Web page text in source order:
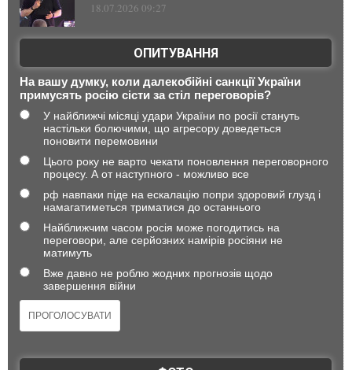
18.07.2026 09:27
ОПИТУВАННЯ
На вашу думку, коли далекобійні санкції України
примусять росію сісти за стіл переговорів?
У найближчі місяці удари України по росії стануть
настільки болючими, що агресору доведеться
поновити перемовини
Цього року не варто чекати поновлення переговорного
процесу. А от наступного - можливо все
рф навпаки піде на ескалацію попри здоровий глузд і
намагатиметься триматися до останнього
Найближчим часом росія може погодитись на
переговори, але серйозних намірів росіяни не
матимуть
Вже давно не роблю жодних прогнозів щодо
завершення війни